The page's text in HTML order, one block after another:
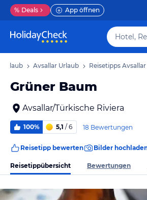
% Deals App öffnen
Urlaub Avsallar Urlaub Reisetipps Avsallar
Grüner Baum
Avsallar/Türkische Riviera
100% 5,1 / 6 18 Bewertungen
Reisetipp bewerten Bilder
Reisetippübersicht Bewertungen